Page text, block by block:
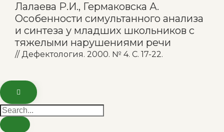
Лалаева Р.И., Гермаковска А.
Особенности симультанного анализа
и синтеза у младших школьников с
тяжелыми нарушениями речи
// Дефектология. 2000. № 4. С. 17-22.
